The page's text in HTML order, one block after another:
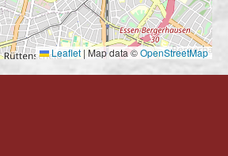
Leaflet |Map data ©OpenStreetMap